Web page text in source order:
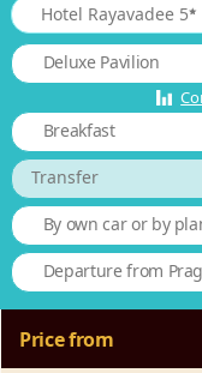
Hotel Rayavadee 5*
Deluxe Pavilion
Breakfast
Transfer
By own car or by
Departure from
Price from